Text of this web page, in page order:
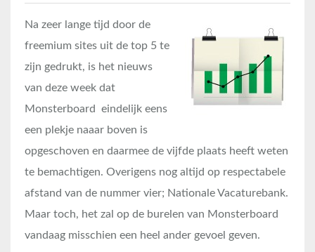
Na zeer lange tijd door de
freemium sites uit de top 5 te
zijn gedrukt, is het nieuws
van deze week dat
Monsterboard eindelijk eens
een plekje naaar boven is
opgeschoven en daarmee de vijfde plaats heeft weten
te bemachtigen. Overigens nog altijd op respectabele
afstand van de nummer vier; Nationale Vacaturebank.
Maar toch, het zal op de burelen van Monsterboard
vandaag misschien een heel ander gevoel geven.